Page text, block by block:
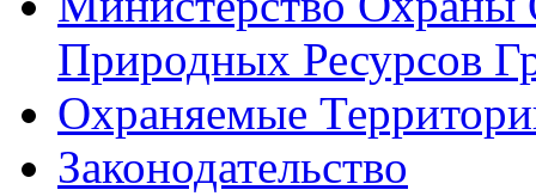
Природных Ресурсов
Охраняемые
Законодательство